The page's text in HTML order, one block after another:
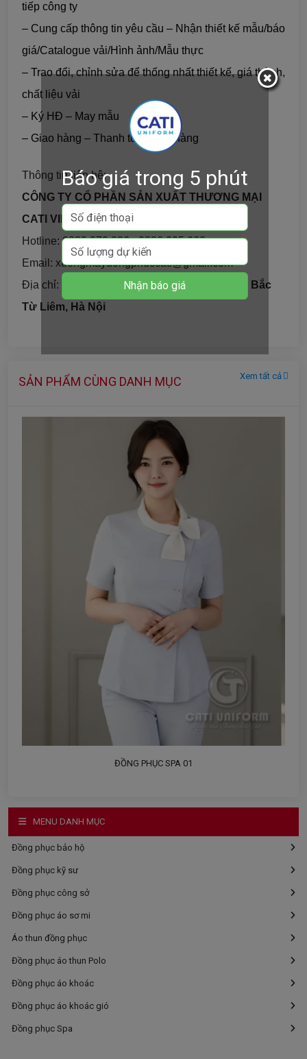
tiếp công ty
– Cung cấp thông tin yêu cầu – Nhận thiết kế mẫu/báo
giá/Catalogue vải/Hình ảnh/Mẫu thực
– Trao đổi, chỉnh sửa để thống nhất thiết kế, giá thành,
chất liệu vải
– Ký HĐ – May mẫu
– Giao hàng – Thanh toán đơn hàng
Thông tin liên hệ:
CÔNG TY CỔ PHẦN SẢN XUẤT THƯƠNG MẠI
CATI VIỆT NAM
Hotline: 0889.979.886 - 0886.995.668
Email: xuongmaydongphuccati@gmail.com
Địa chỉ:
Số 127 Phạm Văn Đồng, Xuân Đỉnh, Bắc
Từ Liêm, Hà Nội
SẢN PHẨM CÙNG DANH MỤC Xem tất cả
ĐỒNG PHỤC SPA 01
MENU DANH MỤC
Đồng phục bảo hộ
Đồng phục kỹ sư
Đồng phục công sở
Đồng phục áo sơ mi
Áo thun đồng phục
Đồng phục áo thun Polo
Đồng phục áo khoác
Đồng phục áo khoác gió
Đồng phục Spa
Báo giá trong 5 phút